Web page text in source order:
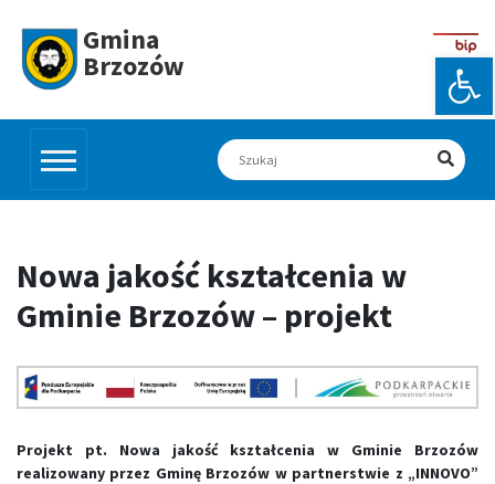
content
Gmina
Brzozów
Nowa jakość kształcenia w
Gminie Brzozów – projekt
Projekt pt. Nowa jakość kształcenia w Gminie Brzozów
realizowany przez Gminę Brzozów w partnerstwie z „INNOVO”